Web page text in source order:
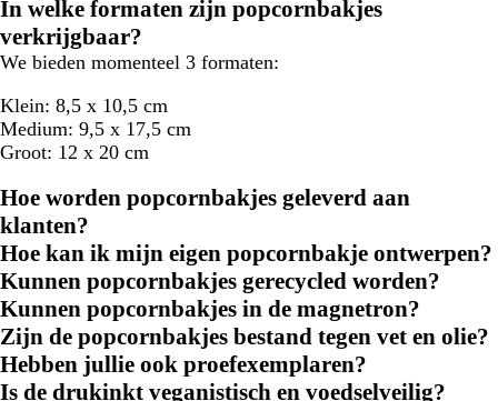
In welke formaten zijn popcornbakjes
verkrijgbaar?
We bieden momenteel 3 formaten:
Klein: 8,5 x 10,5 cm
Medium: 9,5 x 17,5 cm
Groot: 12 x 20 cm
Hoe worden popcornbakjes geleverd aan
klanten?
Hoe kan ik mijn eigen popcornbakje ontwerpen?
Kunnen popcornbakjes gerecycled worden?
Kunnen popcornbakjes in de magnetron?
Zijn de popcornbakjes bestand tegen vet en olie?
Hebben jullie ook proefexemplaren?
Is de drukinkt veganistisch en voedselveilig?